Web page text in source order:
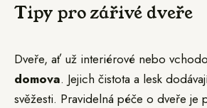
Tipy pro zářivé dveře
Dveře, ať už interiérové nebo
domova. Jejich čistota a lesk
svěžesti. Pravidelná péče o dveře